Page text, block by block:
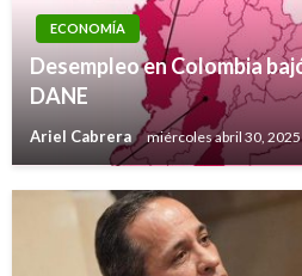
ECONOMÍA
Desempleo en Colombia
DANE
Ariel Cabrera miércoles abril 30, 2025